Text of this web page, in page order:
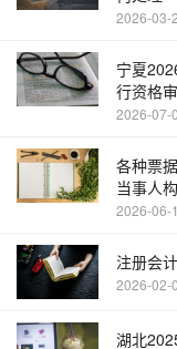
2026-03-
宁夏
行资格
2026-07-
各种票
当事人
2026-06-
注册会
2026-02-
湖北